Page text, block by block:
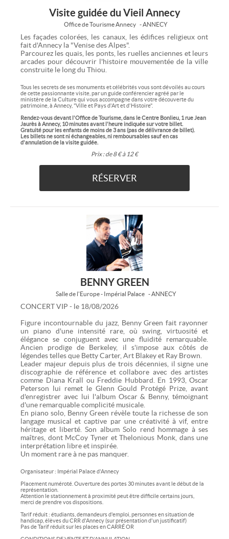
Visite guidée du Vieil Annecy
Office de Tourisme Annecy - ANNECY
Les façades colorées, les canaux, les édifices religieux ont
fait d'Annecy la "Venise des Alpes".
Parcourez les quais, les ponts, les ruelles anciennes et leurs
arcades pour découvrir l'histoire mouvementée de la ville
construite le long du Thiou.
Tous les secrets de ses monuments et célébrités vous sont dévoilés au cours
de cette passionnante visite, par un guide conférencier agréé par le
ministère de la Culture qui vous accompagne dans votre découverte du
patrimoine, à Annecy, "Ville et Pays d'Art et d'Histoire".
Rendez-vous devant l'Office de Tourisme, dans le Centre Bonlieu, 1 rue Jean
Jaurès à Annecy, 10 minutes avant l'heure indiquée sur votre billet.
Gratuité pour les enfants de moins de 3 ans (pas de délivrance de billet).
Les billets ne sont ni échangeables, ni remboursables sauf en cas
d'annulation de la visite guidée.
Prix :de 8 € à 12 €
RÉSERVER
BENNY GREEN
Salle de l'Europe - Impérial Palace - ANNECY
CONCERT VIP - le 18/08/2026
Figure incontournable du jazz, Benny Green fait rayonner
un piano d'une intensité rare, où swing, virtuosité et
élégance se conjuguent avec une fluidité remarquable.
Ancien prodige de Berkeley, il s'impose aux côtés de
légendes telles que Betty Carter, Art Blakey et Ray Brown.
Leader majeur depuis plus de trois décennies, il signe une
discographie de référence et collabore avec des artistes
comme Diana Krall ou Freddie Hubbard. En 1993, Oscar
Peterson lui remet le Glenn Gould Protégé Prize, avant
d'enregistrer avec lui l'album Oscar & Benny, témoignant
d'une remarquable complicité musicale.
En piano solo, Benny Green révèle toute la richesse de son
langage musical et captive par une créativité à vif, entre
héritage et liberté. Son album Solo rend hommage à ses
maîtres, dont McCoy Tyner et Thelonious Monk, dans une
interprétation libre et inspirée.
Un moment rare à ne pas manquer.
Organisateur : Impérial Palace d'Annecy
Placement numéroté. Ouverture des portes 30 minutes avant le début de la
représentation.
Attention le stationnement à proximité peut être difficile certains jours,
merci de prendre vos dispositions.
Tarif réduit : étudiants, demandeurs d'emploi, personnes en situation de
handicap, élèves du CRR d'Annecy (sur présentation d'un justificatif)
Pas de Tarif réduit sur les places en CARRÉ OR